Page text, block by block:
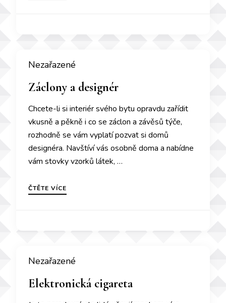
Nezařazené
Záclony a designér
Chcete-li si interiér svého bytu opravdu zařídit
vkusně a pěkně i co se záclon a závěsů týče,
rozhodně se vám vyplatí pozvat si domů
designéra. Navštíví vás osobně doma a nabídne
vám stovky vzorků látek, …
ČTĚTE VÍCE
Nezařazené
Elektronická cigareta